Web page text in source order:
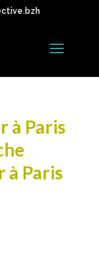
à Paris
à Paris